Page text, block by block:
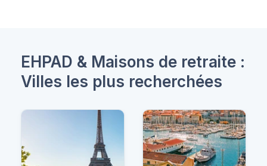
EHPAD & Maisons de retraite :
Villes les plus recherchées